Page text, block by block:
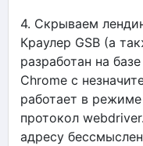
4. Скрываем
Краулер GSB (а
разработан на
Chrome с
работает в
протокол
адресу